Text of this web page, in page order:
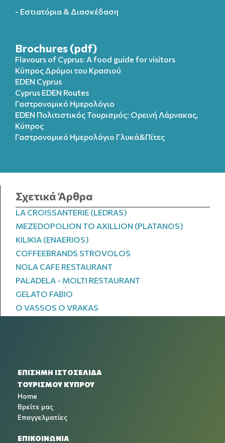
- Εστιατόρια & Διασκέδαση
Brochures (pdf)
Flavours of Cyprus: A food guide for visitors
Κύπρος Δρόμοι του Κρασιού
EDEN Cyprus
Cyprus EDEN Routes
Γαστρονομικό Ημερολόγιο
EDEN Πολιτιστικός Τουρισμός: Ορεινή Λάρνακας,
Κύπρος
Γαστρονομικό Ημερολόγιo Γλυκά&Πίτες
Σχετικά Άρθρα
LA CROISSANTERIE (LEDRAS)
MEZEDOPOLION TO AXILLION (PLATANOS)
KILIKIA (ENAERIOS)
COFFEEBRANDS STROVOLOS
NOLA CAFE RESTAURANT
PALADELA - MOLTI RESTAURANT
GELATO FABIO
O VASSOS O VRAKAS
ΕΠΙΣΗΜΗ ΙΣΤΟΣΕΛΙΔΑ
ΤΟΥΡΙΣΜΟΥ ΚΥΠΡΟΥ
Home
Βρείτε μας
Επαγγελματίες
ΕΠΙΚΟΙΝΩΝΙΑ